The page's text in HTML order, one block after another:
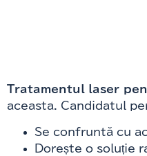
Tratamentul laser
aceasta. Candidatul
Se confruntă cu
Dorește o soluție